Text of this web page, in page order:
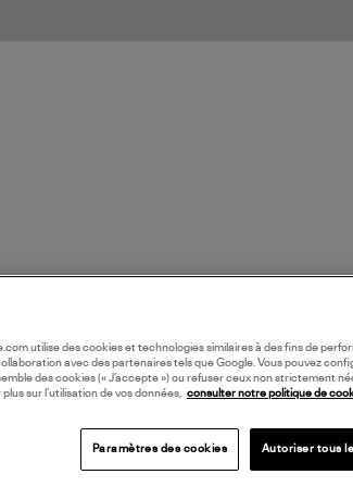
utilise des cookies et technologies similaires à des fins de
avec des partenaires tels que Google. Vous pouvez
des cookies (« J’accepte ») ou refuser ceux non strictement
plus sur l’utilisation de vos données,
consulter notre politique de
Paramètres des cookies Autoriser tous